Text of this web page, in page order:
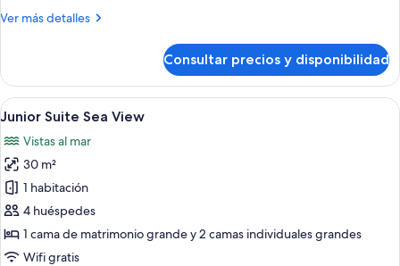
Ver más detalles
Más
principal
familiar
Consultar precios y disponibilidad
Abrir
todas
las
fotos
de
Junior
Suite
Sea
Un dormitorio moderno con una
7
Junior Suite Sea View
Vistas al mar
30 m²
1 habitación
4 huéspedes
1 cama de matrimonio grande y 2 camas individuales grandes
Wifi gratis